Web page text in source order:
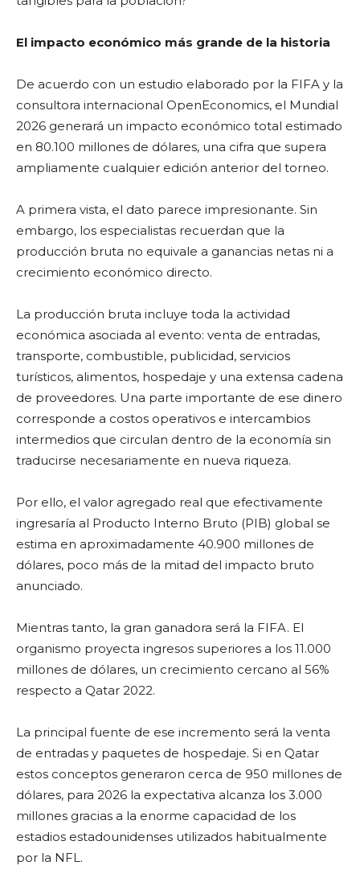
El impacto económico más grande de la historia
De acuerdo con un estudio elaborado por la FIFA y la
consultora internacional OpenEconomics, el Mundial
2026 generará un impacto económico total estimado
en 80.100 millones de dólares, una cifra que supera
ampliamente cualquier edición anterior del torneo.
A primera vista, el dato parece impresionante. Sin
embargo, los especialistas recuerdan que la
producción bruta no equivale a ganancias netas ni a
crecimiento económico directo.
La producción bruta incluye toda la actividad
económica asociada al evento: venta de entradas,
transporte, combustible, publicidad, servicios
turísticos, alimentos, hospedaje y una extensa cadena
de proveedores. Una parte importante de ese dinero
corresponde a costos operativos e intercambios
intermedios que circulan dentro de la economía sin
traducirse necesariamente en nueva riqueza.
Por ello, el valor agregado real que efectivamente
ingresaría al Producto Interno Bruto (PIB) global se
estima en aproximadamente 40.900 millones de
dólares, poco más de la mitad del impacto bruto
anunciado.
Mientras tanto, la gran ganadora será la FIFA. El
organismo proyecta ingresos superiores a los 11.000
millones de dólares, un crecimiento cercano al 56%
respecto a Qatar 2022.
La principal fuente de ese incremento será la venta
de entradas y paquetes de hospedaje. Si en Qatar
estos conceptos generaron cerca de 950 millones de
dólares, para 2026 la expectativa alcanza los 3.000
millones gracias a la enorme capacidad de los
estadios estadounidenses utilizados habitualmente
por la NFL.